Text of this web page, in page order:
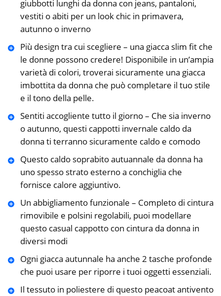
giubbotti lunghi da donna con jeans, pantaloni,
vestiti o abiti per un look chic in primavera,
autunno o inverno
Più design tra cui scegliere – una giacca slim fit che
le donne possono credere! Disponibile in un’ampia
varietà di colori, troverai sicuramente una giacca
imbottita da donna che può completare il tuo stile
e il tono della pelle.
Sentiti accogliente tutto il giorno – Che sia inverno
o autunno, questi cappotti invernale caldo da
donna ti terranno sicuramente caldo e comodo
Questo caldo soprabito autuannale da donna ha
uno spesso strato esterno a conchiglia che
fornisce calore aggiuntivo.
Un abbigliamento funzionale – Completo di cintura
rimovibile e polsini regolabili, puoi modellare
questo casual cappotto con cintura da donna in
diversi modi
Ogni giacca autunnale ha anche 2 tasche profonde
che puoi usare per riporre i tuoi oggetti essenziali.
Il tessuto in poliestere di questo peacoat antivento